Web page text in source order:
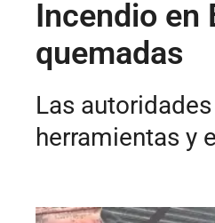
Incendio en
quemadas
Las
herramientas y